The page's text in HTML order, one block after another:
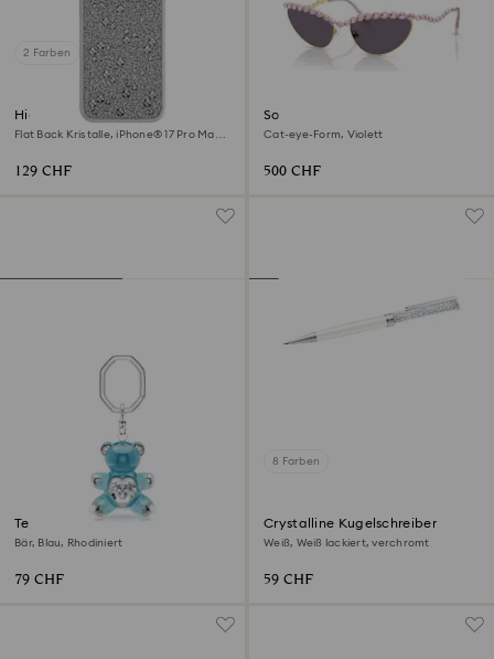
2 Farben
High Smartphone Schutzhülle
Flat Back Kristalle, iPhone® 17 Pro Max,
129 CHF
Sonnenbrille
Cat-eye-Form, Violett
500 CHF
Teddy Schlüsselanhänger
Bär, Blau, Rhodiniert
79 CHF
8 Farben
Crystalline Kugelschreiber
Weiß, Weiß lackiert, verchromt
59 CHF